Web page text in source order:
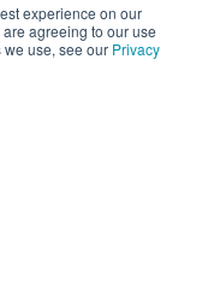
experience on our
agreeing to our use
we use, see our Privacy